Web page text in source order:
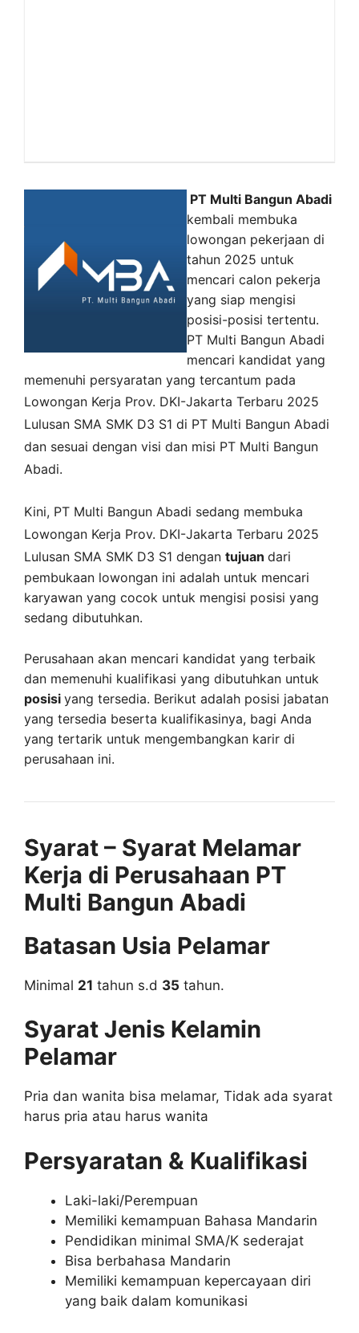
PT Multi Bangun Abadi
kembali membuka
lowongan pekerjaan di
tahun 2025 untuk
mencari calon pekerja
yang siap mengisi
posisi-posisi tertentu.
PT Multi Bangun Abadi
mencari kandidat yang
memenuhi persyaratan yang tercantum pada
Lowongan Kerja Prov. DKI-Jakarta Terbaru 2025
Lulusan SMA SMK D3 S1 di PT Multi Bangun Abadi
dan sesuai dengan visi dan misi PT Multi Bangun
Abadi.
Kini, PT Multi Bangun Abadi sedang membuka
Lowongan Kerja Prov. DKI-Jakarta Terbaru 2025
Lulusan SMA SMK D3 S1 dengan tujuan dari
pembukaan lowongan ini adalah untuk mencari
karyawan yang cocok untuk mengisi posisi yang
sedang dibutuhkan.
Perusahaan akan mencari kandidat yang terbaik
dan memenuhi kualifikasi yang dibutuhkan untuk
posisi yang tersedia. Berikut adalah posisi jabatan
yang tersedia beserta kualifikasinya, bagi Anda
yang tertarik untuk mengembangkan karir di
perusahaan ini.
Syarat – Syarat Melamar
Kerja di Perusahaan PT
Multi Bangun Abadi
Batasan Usia Pelamar
Minimal 21 tahun s.d 35 tahun.
Syarat Jenis Kelamin
Pelamar
Pria dan wanita bisa melamar, Tidak ada syarat
harus pria atau harus wanita
Persyaratan & Kualifikasi
Laki-laki/Perempuan
Memiliki kemampuan Bahasa Mandarin
Pendidikan minimal SMA/K sederajat
Bisa berbahasa Mandarin
Memiliki kemampuan kepercayaan diri
yang baik dalam komunikasi